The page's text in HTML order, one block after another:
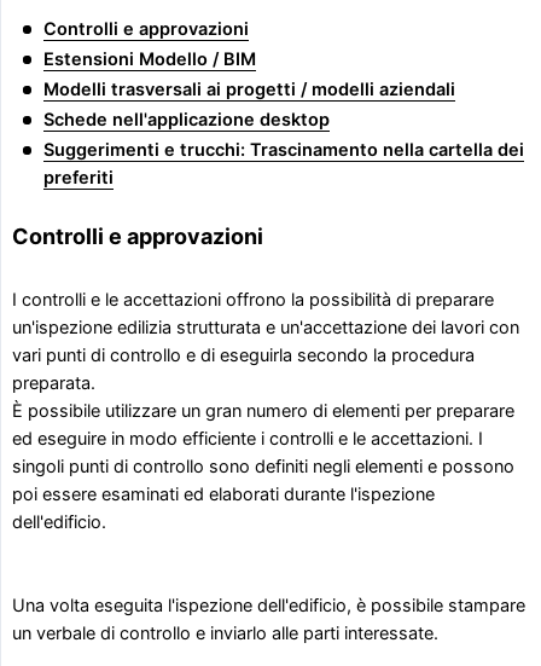
Controlli e approvazioni
Estensioni Modello / BIM
Modelli trasversali ai progetti / modelli aziendali
Schede nell'applicazione desktop
Suggerimenti e trucchi: Trascinamento nella cartella dei
preferiti
Controlli e approvazioni
I controlli e le accettazioni offrono la possibilità di preparare
un'ispezione edilizia strutturata e un'accettazione dei lavori con
vari punti di controllo e di eseguirla secondo la procedura
preparata.
È possibile utilizzare un gran numero di elementi per preparare
ed eseguire in modo efficiente i controlli e le accettazioni. I
singoli punti di controllo sono definiti negli elementi e possono
poi essere esaminati ed elaborati durante l'ispezione
dell'edificio.
Una volta eseguita l'ispezione dell'edificio, è possibile stampare
un verbale di controllo e inviarlo alle parti interessate.